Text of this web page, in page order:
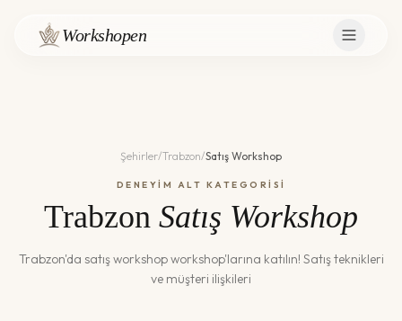
Workshopen
Şehirler/Trabzon/Satış Workshop
DENEYİM ALT KATEGORİSİ
Trabzon Satış Workshop
Trabzon'da satış workshopworkshop'larına katılın! Satış teknikleri
ve müşteri ilişkileri